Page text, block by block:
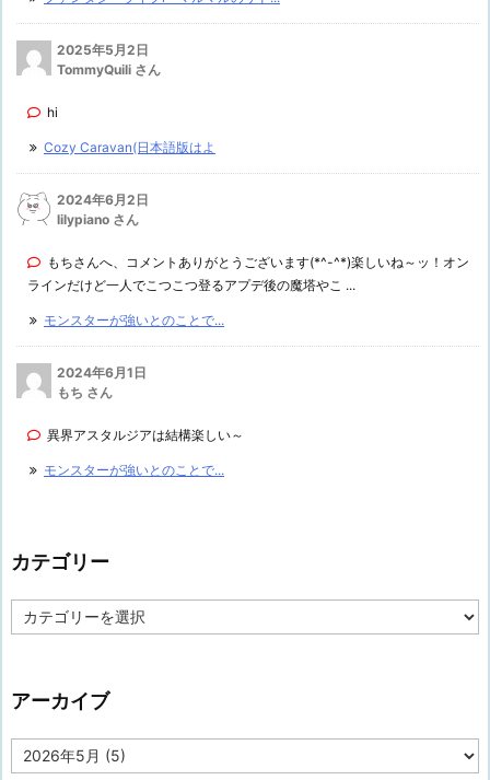
2025年5月2日
TommyQuili さん
hi
Cozy Caravan(日本語版はよ
2024年6月2日
lilypiano さん
もちさんへ、コメントありがとうございます(*^-^*)楽しいね～ッ！オン
ラインだけど一人でこつこつ登るアプデ後の魔塔やこ ...
モンスターが強いとのことで...
2024年6月1日
もち さん
異界アスタルジアは結構楽しい～
モンスターが強いとのことで...
カテゴリー
テ
ー
アーカイブ
ア
ー